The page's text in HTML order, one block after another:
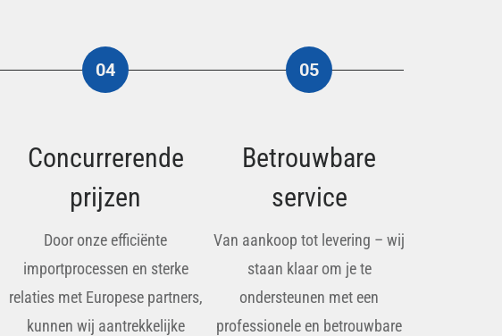
04
Concurrerende
prijzen
Door onze efficiënte
importprocessen en sterke
relaties met Europese partners,
kunnen wij aantrekkelijke
05
Betrouwbare
service
Van aankoop tot levering – wij
staan klaar om je te
ondersteunen met een
professionele en betrouwbare